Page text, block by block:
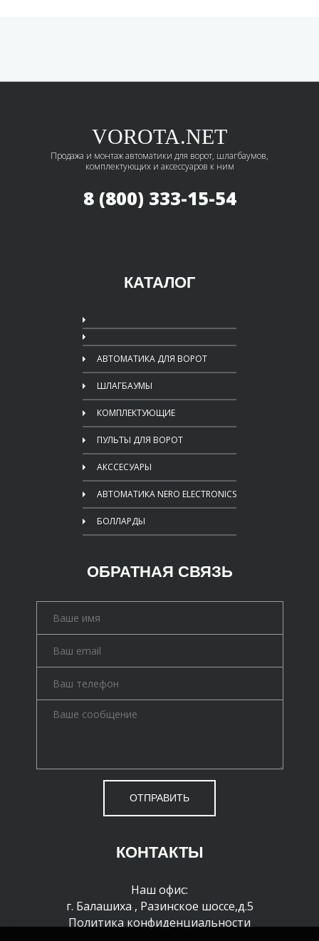
VOROTA.NET
Продажа и монтаж автоматики для ворот, шлагбаумов,
комплектующих и аксессуаров к ним
8 (800) 333-15-54
КАТАЛОГ
АВТОМАТИКА ДЛЯ ВОРОТ
ШЛАГБАУМЫ
КОМПЛЕКТУЮЩИЕ
ПУЛЬТЫ ДЛЯ ВОРОТ
АКССЕСУАРЫ
АВТОМАТИКА NERO ELECTRONICS
БОЛЛАРДЫ
ОБРАТНАЯ СВЯЗЬ
ОТПРАВИТЬ
КОНТАКТЫ
Наш офис:
г. Балашиха , Разинское шоссе,д.5
Политика конфиденциальности